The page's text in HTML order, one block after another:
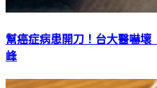
幫癌症病患開刀！台大醫嚇
峰